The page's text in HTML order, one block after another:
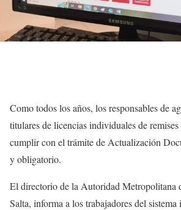
Como todos los años, los responsables de
titulares de licencias individuales de
cumplir con el trámite de Actualización
y obligatorio.
El directorio de la Autoridad Metropolitana
Salta, informa a los trabajadores del